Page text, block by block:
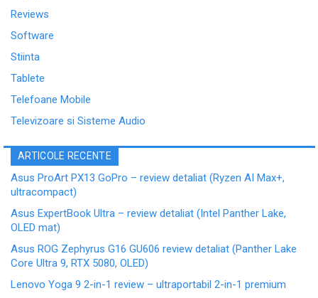
Reviews
Software
Stiinta
Tablete
Telefoane Mobile
Televizoare si Sisteme Audio
ARTICOLE RECENTE
Asus ProArt PX13 GoPro – review detaliat (Ryzen AI Max+,
ultracompact)
Asus ExpertBook Ultra – review detaliat (Intel Panther Lake,
OLED mat)
Asus ROG Zephyrus G16 GU606 review detaliat (Panther Lake
Core Ultra 9, RTX 5080, OLED)
Lenovo Yoga 9 2-in-1 review – ultraportabil 2-in-1 premium